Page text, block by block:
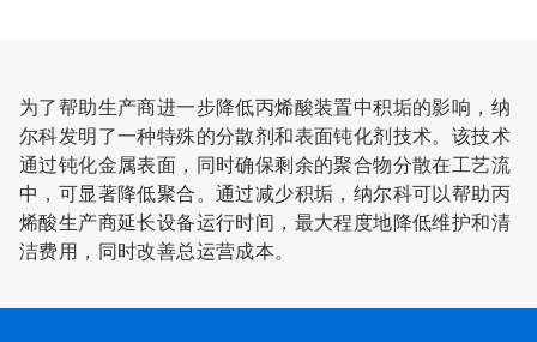
为了帮助生产商进一步降低丙烯酸装置中积垢的影响，纳
尔科发明了一种特殊的分散剂和表面钝化剂技术。该技术
通过钝化金属表面，同时确保剩余的聚合物分散在工艺流
中，可显著降低聚合。通过减少积垢，纳尔科可以帮助丙
烯酸生产商延长设备运行时间，最大程度地降低维护和清
洁费用，同时改善总运营成本。